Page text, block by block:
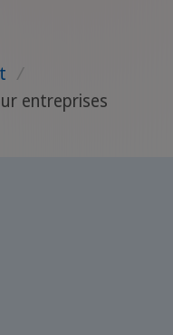
/
entreprises